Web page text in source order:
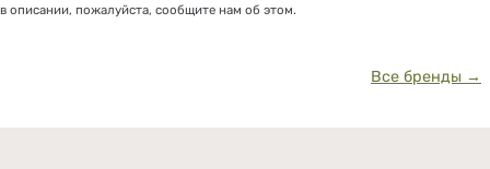
в описании, пожалуйста, сообщите нам об этом.
Все бренды →